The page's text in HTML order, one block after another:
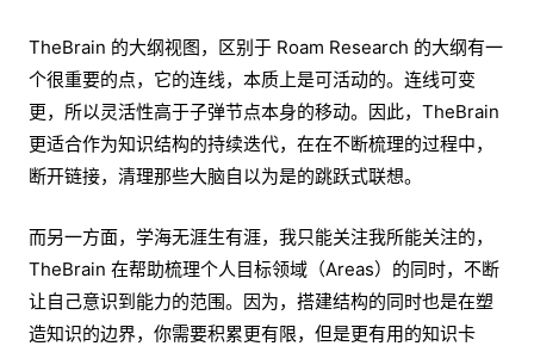
TheBrain 的大纲视图，区别于 Roam Research 的大纲有一
个很重要的点，它的连线，本质上是可活动的。连线可变
更，所以灵活性高于子弹节点本身的移动。因此，TheBrain
更适合作为知识结构的持续迭代，在在不断梳理的过程中，
断开链接，清理那些大脑自以为是的跳跃式联想。
而另一方面，学海无涯生有涯，我只能关注我所能关注的，
TheBrain 在帮助梳理个人目标领域（Areas）的同时，不断
让自己意识到能力的范围。因为，搭建结构的同时也是在塑
造知识的边界，你需要积累更有限，但是更有用的知识卡